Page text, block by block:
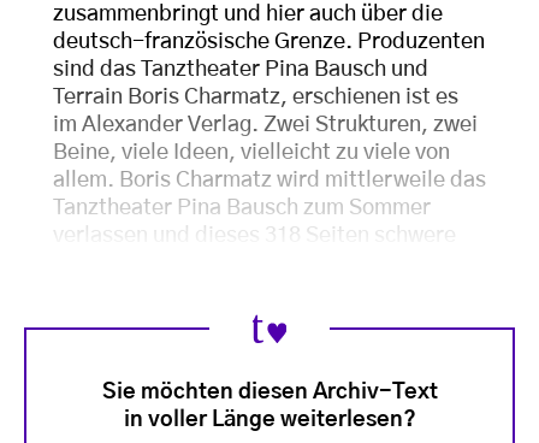
zusammenbringt und hier auch über die
deutsch-französische Grenze. Produzenten
sind das Tanztheater Pina Bausch und
Terrain Boris Charmatz, erschienen ist es
im Alexander Verlag. Zwei Strukturen, zwei
Beine, viele Ideen, vielleicht zu viele von
allem. Boris Charmatz wird mittlerweile das
Tanztheater Pina Bausch zum Sommer
verlassen und dieses 318 Seiten schwere
Sie möchten diesen Archiv-Text
in voller Länge weiterlesen?